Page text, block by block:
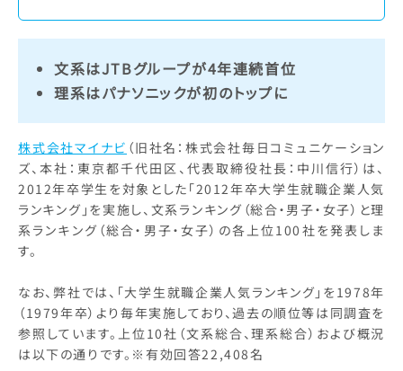
文系はJTBグループが4年連続首位
理系はパナソニックが初のトップに
株式会社マイナビ （旧社名：株式会社毎日コミュニケーション
ズ、本社：東京都千代田区、代表取締役社長：中川信行）は、
2012年卒学生を対象とした「2012年卒大学生就職企業人気
ランキング」を実施し、文系ランキング（総合・男子・女子）と理
系ランキング（総合・男子・女子）の各上位100社を発表しま
す。
なお、弊社では、「大学生就職企業人気ランキング」を1978年
（1979年卒）より毎年実施しており、過去の順位等は同調査を
参照しています。上位10社（文系総合、理系総合）および概況
は以下の通りです。※有効回答22,408名